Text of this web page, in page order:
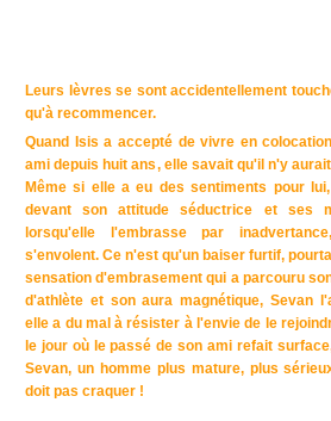
Leurs lèvres se sont accidentellement
qu'à recommencer.
Quand Isis a accepté de vivre en
ami depuis huit ans, elle savait qu'il n'y
Même si elle a eu des sentiments pour
devant son attitude séductrice et ses
lorsqu'elle l'embrasse par
s'envolent. Ce n'est qu'un baiser furtif,
sensation d'embrasement qui a parcouru
d'athlète et son aura magnétique, Sevan
elle a du mal à résister à l'envie de le
le jour où le passé de son ami refait
Sevan, un homme plus mature, plus
doit pas craquer !